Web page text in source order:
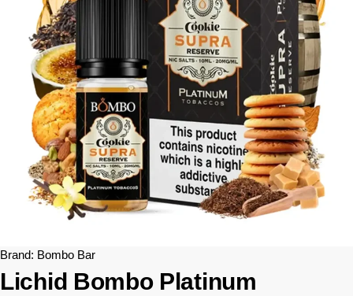
Brand: Bombo Bar
Lichid Bombo Platinum